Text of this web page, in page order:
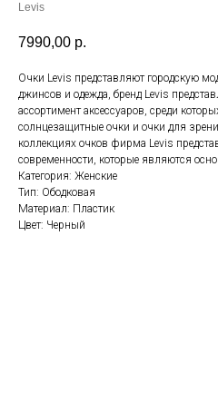
Levis
7990,00 р.
Очки Levis представляют городскую
джинсов и одежда, бренд Levis
ассортимент аксессуаров, среди
солнцезащитные очки и очки для
коллекциях очков фирма Levis
современности, которые являются
Категория: Женские
Тип: Ободковая
Материал: Пластик
Цвет: Черный